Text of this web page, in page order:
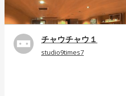
チャウチャウ１
studio9times7